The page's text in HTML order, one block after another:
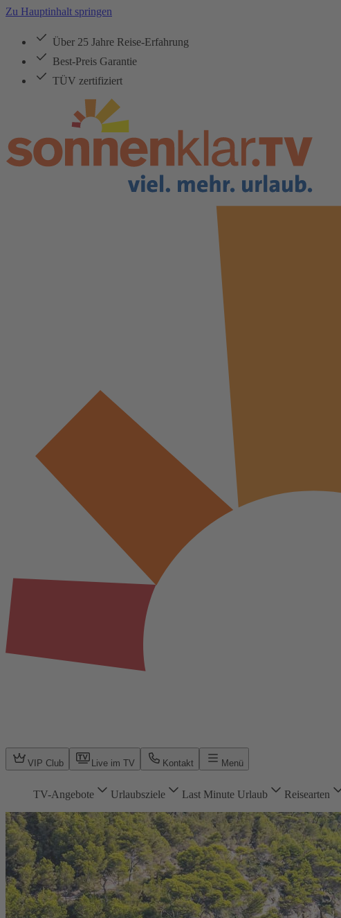
Zu Hauptinhalt springen
Über 25 Jahre Reise-Erfahrung
Best-Preis Garantie
TÜV zertifiziert
VIP Club Live im TV Kontakt Menü
TV-Angebote Urlaubsziele Last Minute Urlaub Reisearten